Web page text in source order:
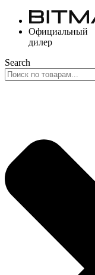
Перейти
содержимому
Официальный
дилер
Search